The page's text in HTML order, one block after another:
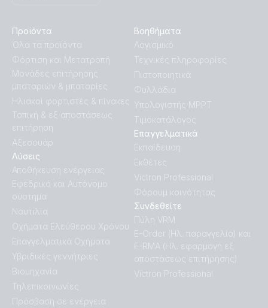
Προϊόντα
Όλα τα προϊόντα
Φόρτιση και Μετατροπή
Μονάδες επιτήρησης
μπαταριών & μπαταρίες
Ηλιακοί φορτιστές & πίνακες
Τοπική & εξ αποστάσεως
επιτήρηση
Αξεσουάρ
Λύσεις
Αποθήκευση ενέργειας
Εφεδρικό και Αυτόνομο
σύστημα
Ναυτιλία
Οχήματα Ελεύθερου Χρόνου
Επαγγελματικά Οχήματα
Υβριδικές γεννήτριες
Βιομηχανία
Τηλεπικοινωνίες
Πρόσβαση σε ενέργεια
Βοηθήματα
Λογισμικό
Τεχνικές πληροφορίες
Πιστοποιητικά
Φυλλάδια
Υπολογιστής MPPT
Τιμοκατάλογος
Επαγγελματικά
Εκπαίδευση
Εκθέτες
Victron Professional
Φόρουμ κοινότητας
Συνδεθείτε
Πύλη VRM
E-Order (Ηλ. παραγγελία) και
E-RMA (Ηλ. εφαρμογή εξ
αποστάσεως επιτήρησης)
Victron Professional